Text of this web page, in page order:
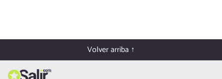
Volver arriba ↑